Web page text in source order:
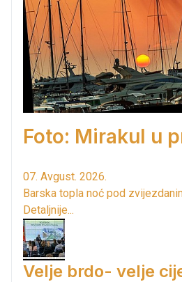
Foto: Mirakul u
07. Avgust. 2026.
Barska topla noć pod
Detaljnije...
Velje brdo- velje